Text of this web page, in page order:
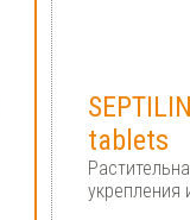
tablets
укрепления